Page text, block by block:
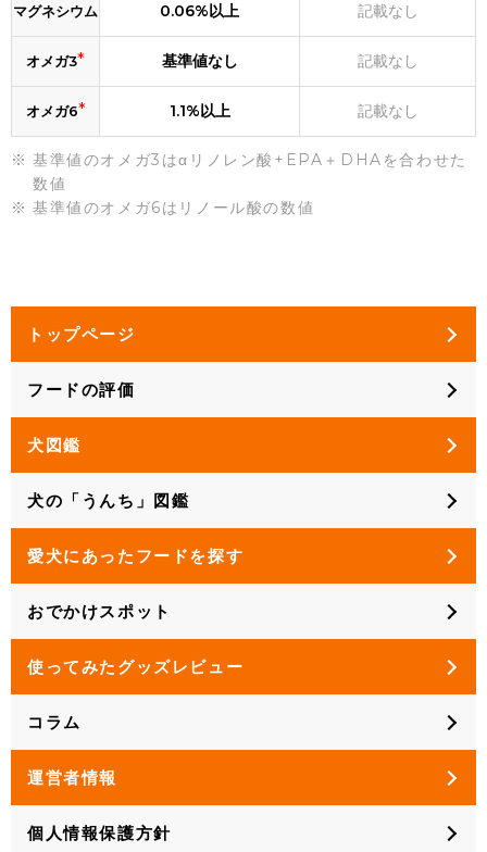
マグネシウム 0.06%以上 記載なし
オメガ3* 基準値なし 記載なし
オメガ6* 1.1%以上 記載なし
基準値のオメガ3はαリノレン酸+EPA＋DHAを合わせた
数値
基準値のオメガ6はリノール酸の数値
トップページ
フードの評価
犬図鑑
犬の「うんち」図鑑
愛犬にあったフードを探す
おでかけスポット
使ってみたグッズレビュー
コラム
運営者情報
個人情報保護方針